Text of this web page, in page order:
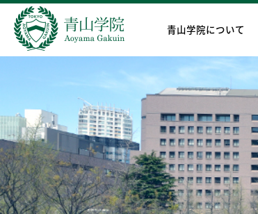
青山学院について